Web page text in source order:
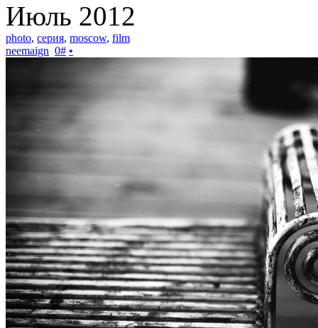
Июль 2012
photo, серия, moscow, film
neemaign 0# •